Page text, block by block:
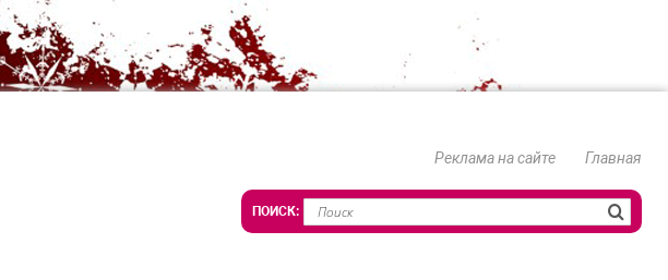
Реклама на сайте Главная